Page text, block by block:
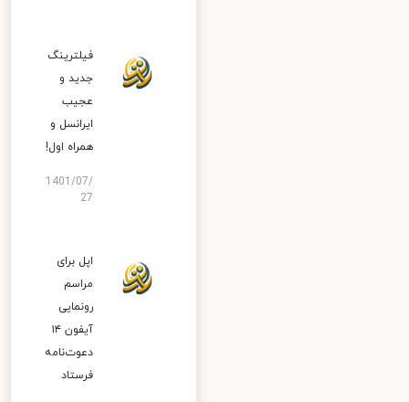
فیلترینگ
جدید و
عجیب
ایرانسل و
همراه اول!
1401/07/
27
اپل برای
مراسم
رونمایی
آیفون ۱۴
دعوت‌نامه
فرستاد